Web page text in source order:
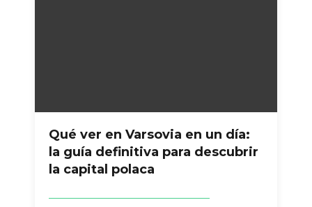
Qué ver en Varsovia en un día:
la guía definitiva para descubrir
la capital polaca